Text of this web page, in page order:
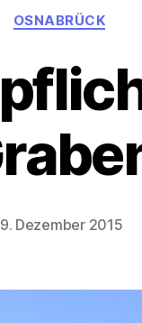
Kategorien
OSNABRÜCK
Dezember 2015